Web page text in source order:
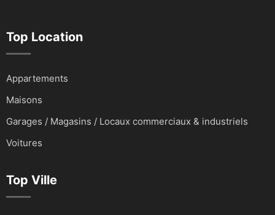
Top Location
Appartements
Maisons
Garages / Magasins / Locaux commerciaux & industriels
Voitures
Top Ville